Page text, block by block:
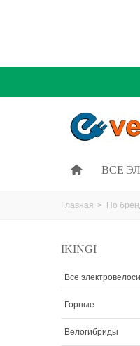
ВСЕ
Главная > По
IKINGI
Все
Горные
Велогибриды